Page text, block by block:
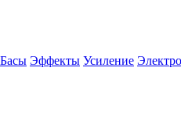
Басы Эффекты Усиление